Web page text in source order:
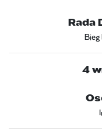
Rada
Bieg
4